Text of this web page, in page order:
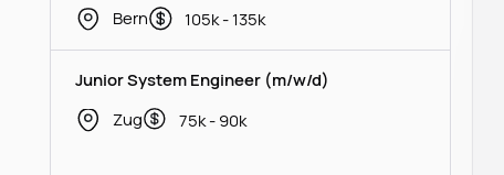
Bern
105k - 135k
Junior System Engineer (m/w/d)
Zug
75k - 90k